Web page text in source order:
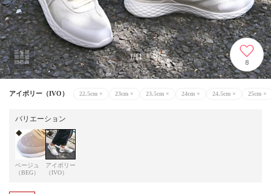
1/11
8
アイボリー（IVO） 22.5cm × 23cm × 23.5cm × 24cm × 24.5cm × 25cm ×
バリエーション
ベージュ
（BEG）
アイボリー
（IVO）